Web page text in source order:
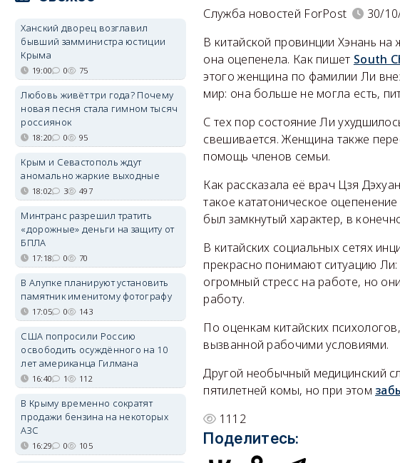
Служба новостей ForPost
30/
В китайской провинции Хэнань на
она оцепенела. Как пишет South
этого женщина по фамилии Ли
мир: она больше не могла есть,
С тех пор состояние Ли
свешивается. Женщина также
помощь членов семьи.
Как рассказала её врач Цзя
такое кататоническое
был замкнутый характер, в
В китайских социальных сетях
прекрасно понимают ситуацию
огромный стресс на работе, но
работу.
По оценкам китайских
вызванной рабочими условиями.
Другой необычный медицинский
пятилетней комы, но при этом
1112
Поделитесь:
Ханский дворец возглавил
бывший замминистра юстиции
Крыма
19:00 0 75
Любовь живёт три года? Почему
новая песня стала гимном тысяч
россиянок
18:20 0 95
Крым и Севастополь ждут
аномально жаркие выходные
18:02 3 497
Минтранс разрешил тратить
«дорожные» деньги на защиту от
БПЛА
17:18 0 70
В Алупке планируют установить
памятник именитому фотографу
17:05 0 143
США попросили Россию
освободить осуждённого на 10
лет американца Гилмана
16:40 1 112
В Крыму временно сократят
продажи бензина на некоторых
АЗС
16:29 0 105